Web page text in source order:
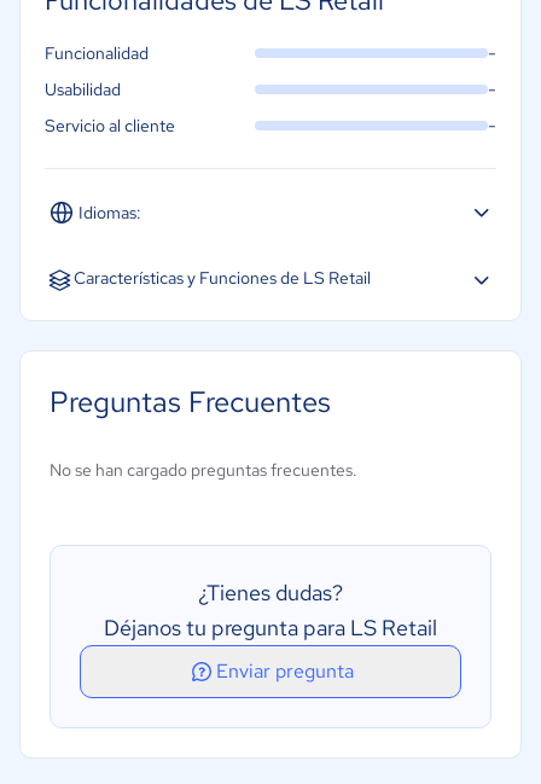
Idiomas:
Español
Funcionalidad -
Usabilidad -
Servicio al cliente -
Características y Funciones de LS Retail
Gestión de inventarios
Recetas electrónicas
Preguntas Frecuentes
No se han cargado preguntas frecuentes.
¿Tienes dudas?
Déjanos tu pregunta para LS Retail
Enviar pregunta